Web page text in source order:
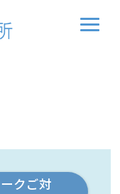
クご対